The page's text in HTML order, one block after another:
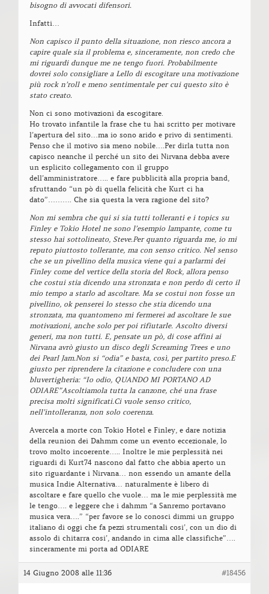
bisogno di avvocati difensori.
Infatti…
Non capisco il punto della situazione, non riesco ancora a
capire quale sia il problema e, sinceramente, non credo che
mi riguardi dunque me ne tengo fuori. Probabilmente
dovrei solo consigliare a Lello di escogitare una motivazione
più rock n’roll e meno sentimentale per cui questo sito è
stato creato.
Non ci sono motivazioni da escogitare.
Ho trovato infantile la frase che tu hai scritto per motivare
l’apertura del sito…ma io sono arido e privo di sentimenti.
Penso che il motivo sia meno nobile….Per dirla tutta non
capisco neanche il perché un sito dei Nirvana debba avere
un esplicito collegamento con il gruppo
dell’amministratore….. e fare pubblicità alla propria band,
sfruttando “un pò di quella felicità che Kurt ci ha
dato”………. Che sia questa la vera ragione del sito?
Non mi sembra che qui si sia tutti tolleranti e i topics su
Finley e Tokio Hotel ne sono l’esempio lampante, come tu
stesso hai sottolineato, Steve.Per quanto riguarda me, io mi
reputo piuttosto tollerante, ma con senso critico. Nel senso
che se un pivellino della musica viene qui a parlarmi dei
Finley come del vertice della storia del Rock, allora penso
che costui stia dicendo una stronzata e non perdo di certo il
mio tempo a starlo ad ascoltare. Ma se costui non fosse un
pivellino, ok penserei lo stesso che stia dicendo una
stronzata, ma quantomeno mi fermerei ad ascoltare le sue
motivazioni, anche solo per poi rifiutarle. Ascolto diversi
generi, ma non tutti. E, pensate un pò, di cose affini ai
Nirvana avrò giusto un disco degli Screaming Trees e uno
dei Pearl Jam.Non si “odia” e basta, così, per partito preso.E
giusto per riprendere la citazione e concludere con una
bluvertigheria: “Io odio, QUANDO MI PORTANO AD
ODIARE”Ascoltiamola tutta la canzone, ché una frase
precisa molti significati.Ci vuole senso critico,
nell’intolleranza, non solo coerenza.
Avercela a morte con Tokio Hotel e Finley, e dare notizia
della reunion dei Dahmm come un evento eccezionale, lo
trovo molto incoerente….. Inoltre le mie perplessità nei
riguardi di Kurt74 nascono dal fatto che abbia aperto un
sito riguardante i Nirvana… non essendo un amante della
musica Indie Alternativa… naturalmente è libero di
ascoltare e fare quello che vuole… ma le mie perplessità me
le tengo…. e leggere che i dahmm “a Sanremo portavano
musica vera….” “per favore se lo conosci dimmi un gruppo
italiano di oggi che fa pezzi strumentali cosi’, con un dio di
assolo di chitarra cosi’, andando in cima alle classifiche”….
sinceramente mi porta ad ODIARE
14 Giugno 2008 alle 11:36 #18456